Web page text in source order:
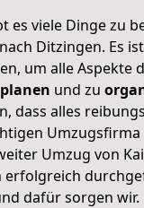
es viele Dinge zu
Ditzingen. Es
um alle Aspekte
planen und zu
dass alles
Umzugsfirma
Umzug von
erfolgreich
dafür sorgen wir.